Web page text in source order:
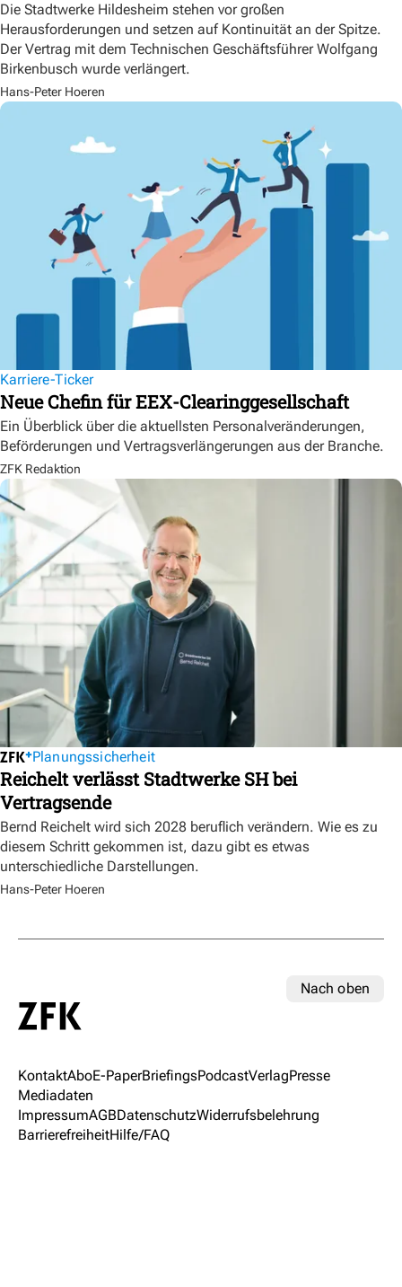
Die Stadtwerke Hildesheim stehen vor großen
Herausforderungen und setzen auf Kontinuität an der Spitze.
Der Vertrag mit dem Technischen Geschäftsführer Wolfgang
Birkenbusch wurde verlängert.
Hans-Peter Hoeren
Karriere-Ticker
Neue Chefin für EEX-Clearinggesellschaft
Ein Überblick über die aktuellsten Personalveränderungen,
Beförderungen und Vertragsverlängerungen aus der Branche.
ZFK Redaktion
Planungssicherheit
Reichelt verlässt Stadtwerke SH bei
Vertragsende
Bernd Reichelt wird sich 2028 beruflich verändern. Wie es zu
diesem Schritt gekommen ist, dazu gibt es etwas
unterschiedliche Darstellungen.
Hans-Peter Hoeren
Nach oben
KontaktAboE-PaperBriefingsPodcastVerlagPresse
Mediadaten
ImpressumAGBDatenschutzWiderrufsbelehrung
BarrierefreiheitHilfe/FAQ